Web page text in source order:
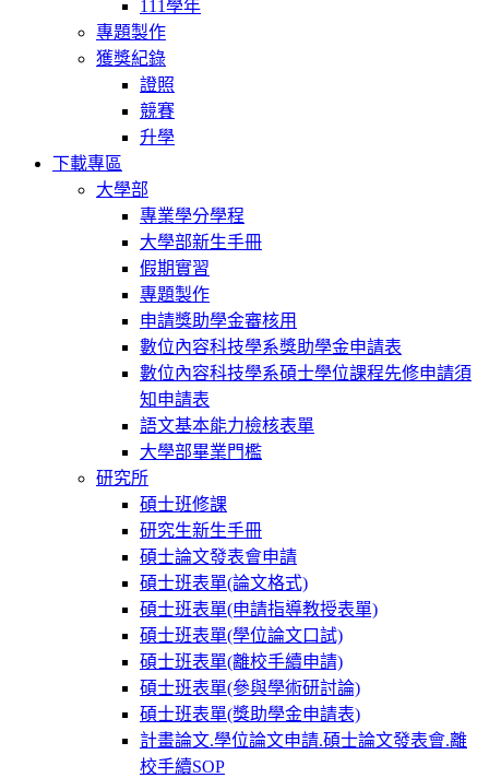
111學年
專題製作
獲獎紀錄
證照
競賽
升學
下載專區
大學部
專業學分學程
大學部新生手冊
假期實習
專題製作
申請獎助學金審核用
數位內容科技學系獎助學金申請表
數位內容科技學系碩士學位課程先修申請須
知申請表
語文基本能力檢核表單
大學部畢業門檻
研究所
碩士班修課
研究生新生手冊
碩士論文發表會申請
碩士班表單(論文格式)
碩士班表單(申請指導教授表單)
碩士班表單(學位論文口試)
碩士班表單(離校手續申請)
碩士班表單(參與學術研討論)
碩士班表單(獎助學金申請表)
計畫論文.學位論文申請.碩士論文發表會.離
校手續SOP